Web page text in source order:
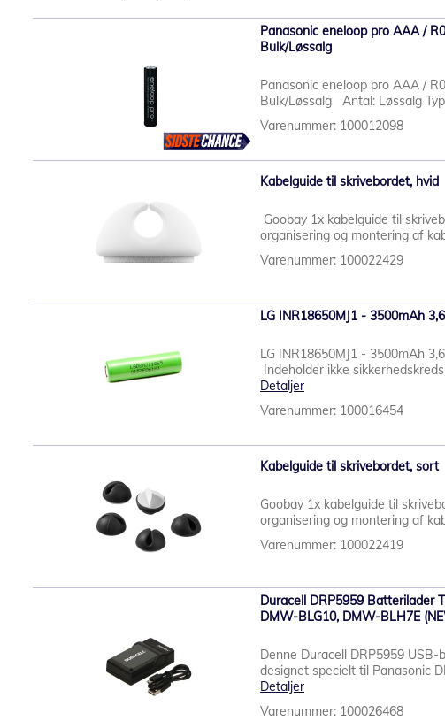
Panasonic eneloop pro AAA /
Bulk/Løssalg
Panasonic eneloop pro AAA /
Bulk/Løssalg Antal: Løssalg
Varenummer: 100012098
Kabelguide til skrivebordet, hvid
Goobay 1x kabelguide til
organisering og montering af
Varenummer: 100022429
LG INR18650MJ1 - 3500mAh
LG INR18650MJ1 - 3500mAh
Indeholder ikke
Detaljer
Varenummer: 100016454
Kabelguide til skrivebordet, sort
Goobay 1x kabelguide til
organisering og montering af
Varenummer: 100022419
Duracell DRP5959 Batterilader
DMW-BLG10, DMW-BLH7E
Denne Duracell DRP5959
designet specielt til Panasonic
Detaljer
Varenummer: 100026468